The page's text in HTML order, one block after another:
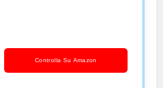
Controlla Su Amazon